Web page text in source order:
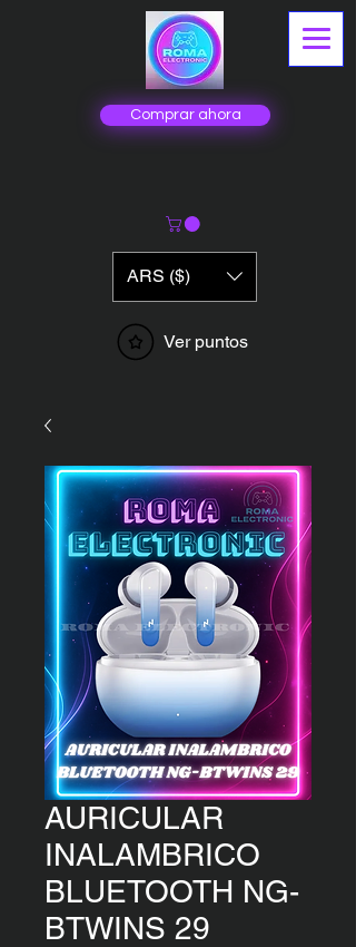
Comprar ahora
ARS ($)
Ver puntos
AURICULAR
INALAMBRICO
BLUETOOTH NG-
BTWINS 29